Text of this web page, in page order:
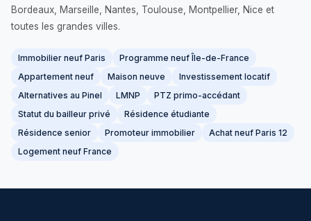
Bordeaux, Marseille, Nantes, Toulouse, Montpellier, Nice et
toutes les grandes villes.
Immobilier neuf Paris
Programme neuf Île-de-France
Appartement neuf
Maison neuve
Investissement locatif
Alternatives au Pinel
LMNP
PTZ primo-accédant
Statut du bailleur privé
Résidence étudiante
Résidence senior
Promoteur immobilier
Achat neuf Paris 12
Logement neuf France